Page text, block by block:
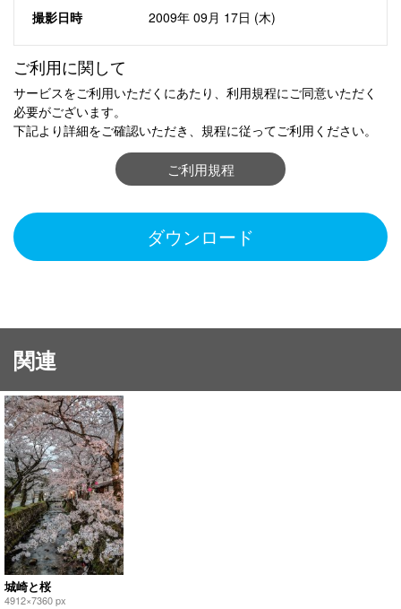
撮影日時
2009年 09月 17日 (木)
ご利用に関して
サービスをご利用いただくにあたり、利用規程にご同意いただく
必要がございます。
下記より詳細をご確認いただき、規程に従ってご利用ください。
ご利用規程
ダウンロード
関連
城崎と桜
4912×7360 px